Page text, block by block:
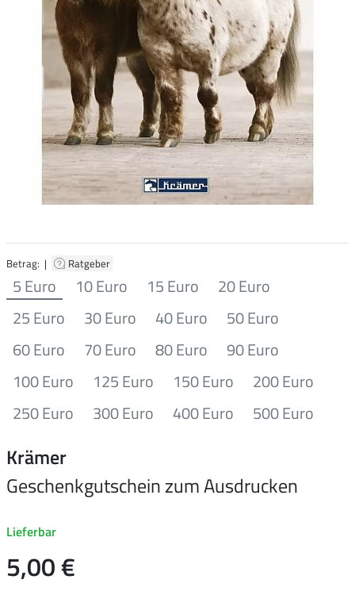
Betrag: | Ratgeber
5 Euro 10 Euro 15 Euro
20 Euro
25 Euro
30 Euro 40 Euro
50 Euro
60 Euro
70 Euro 80 Euro
90 Euro
100 Euro
125 Euro 150 Euro
200 Euro
250 Euro
300 Euro 400 Euro 500 Euro
Krämer
Geschenkgutschein zum Ausdrucken
Lieferbar
5,00 €